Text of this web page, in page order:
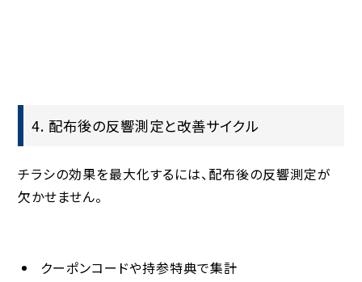
4. 配布後の反響測定と改善サイクル
チラシの効果を最大化するには、配布後の反響測定が
欠かせません。
クーポンコードや持参特典で集計